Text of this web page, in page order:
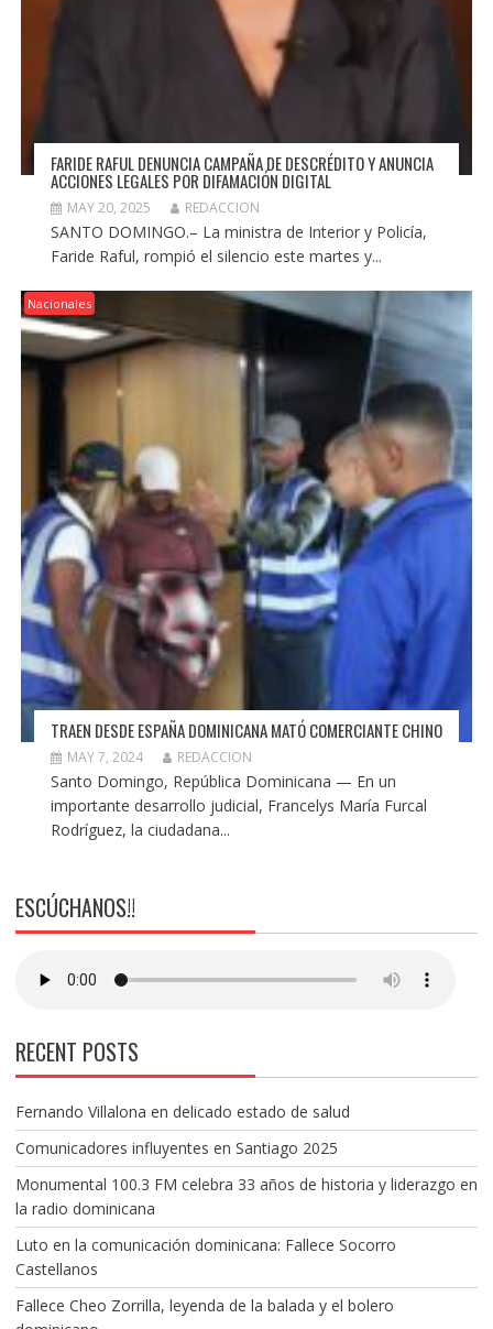
FARIDE RAFUL DENUNCIA CAMPAÑA DE DESCRÉDITO Y ANUNCIA
ACCIONES LEGALES POR DIFAMACIÓN DIGITAL
MAY 20, 2025 REDACCION
SANTO DOMINGO.– La ministra de Interior y Policía,
Faride Raful, rompió el silencio este martes y...
Nacionales
TRAEN DESDE ESPAÑA DOMINICANA MATÓ COMERCIANTE CHINO
MAY 7, 2024 REDACCION
Santo Domingo, República Dominicana — En un
importante desarrollo judicial, Francelys María Furcal
Rodríguez, la ciudadana...
ESCÚCHANOS!!
RECENT POSTS
Fernando Villalona en delicado estado de salud
Comunicadores influyentes en Santiago 2025
Monumental 100.3 FM celebra 33 años de historia y liderazgo en
la radio dominicana
Luto en la comunicación dominicana: Fallece Socorro
Castellanos
Fallece Cheo Zorrilla, leyenda de la balada y el bolero